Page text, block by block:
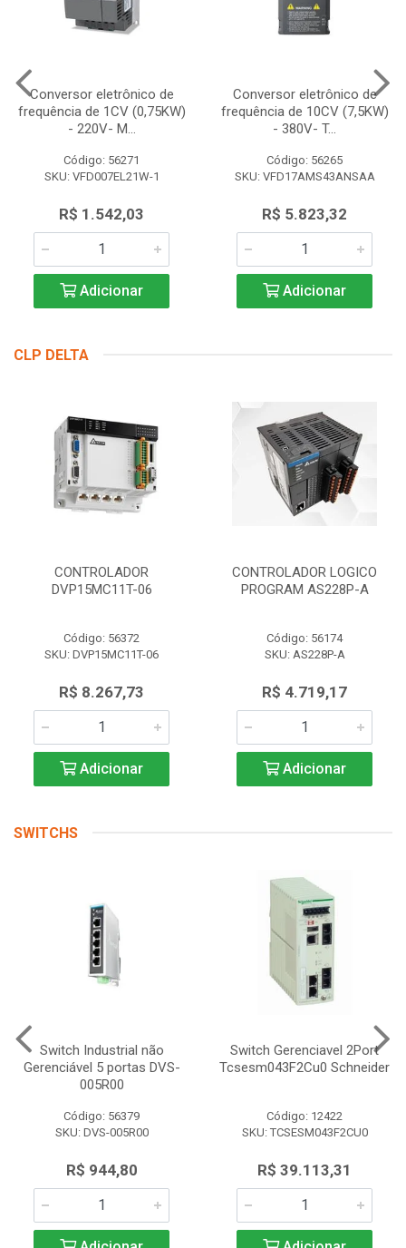
Conversor eletrônico de
frequência de 1CV (0,75KW)
- 220V- M...
Código: 56271
SKU: VFD007EL21W-1
R$ 1.542,03
Adicionar
Conversor eletrônico de
frequência de 10CV (7,5KW)
- 380V- T...
Código: 56265
SKU: VFD17AMS43ANSAA
R$ 5.823,32
Adicionar
CLP DELTA
CONTROLADOR
DVP15MC11T-06
Código: 56372
SKU: DVP15MC11T-06
R$ 8.267,73
Adicionar
CONTROLADOR LOGICO
PROGRAM AS228P-A
Código: 56174
SKU: AS228P-A
R$ 4.719,17
Adicionar
SWITCHS
Switch Industrial não
Gerenciável 5 portas DVS-
005R00
Código: 56379
SKU: DVS-005R00
R$ 944,80
Switch Gerenciavel 2Port
Tcsesm043F2Cu0 Schneider
Código: 12422
SKU: TCSESM043F2CU0
R$ 39.113,31